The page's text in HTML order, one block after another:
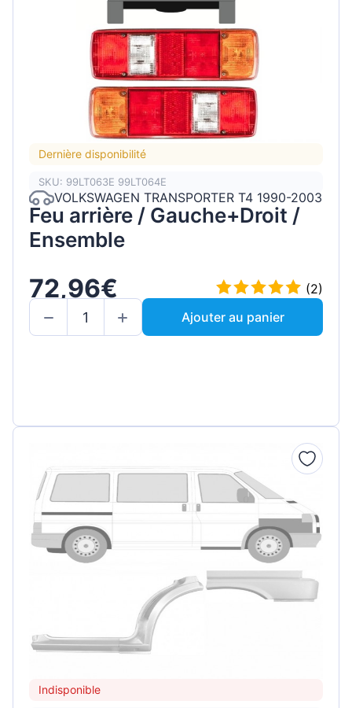
Dernière disponibilité
SKU: 99LT063E 99LT064E
VOLKSWAGEN TRANSPORTER T4 1990-2003
Feu arrière / Gauche+Droit /
Ensemble
72,96€
(2)
Ajouter au panier
Indisponible